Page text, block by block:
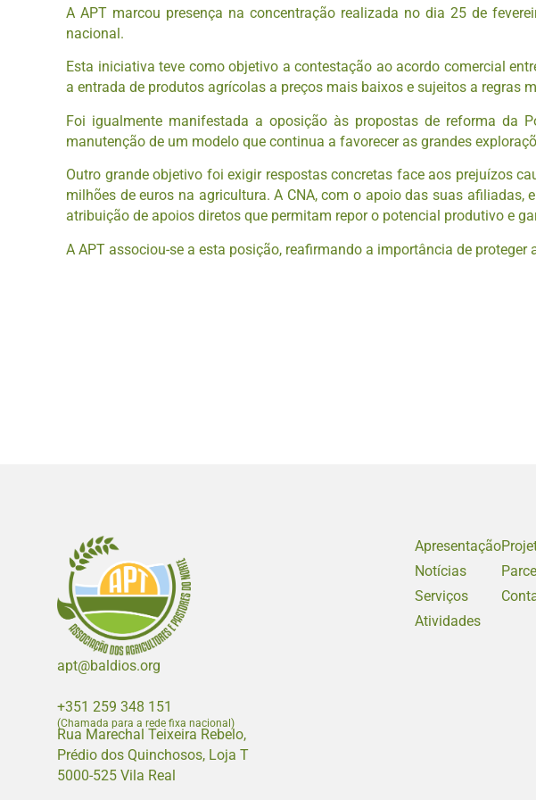
A APT marcou presença na concentração realizada no dia 25 de
nacional.
Esta iniciativa teve como objetivo a contestação ao acordo comercial
a entrada de produtos agrícolas a preços mais baixos e sujeitos a regras
Foi igualmente manifestada a oposição às propostas de reforma da
manutenção de um modelo que continua a favorecer as grandes
Outro grande objetivo foi exigir respostas concretas face aos prejuízos
milhões de euros na agricultura. A CNA, com o apoio das suas
atribuição de apoios diretos que permitam repor o potencial produtivo e
A APT associou-se a esta posição, reafirmando a importância de
apt@baldios.org
+351 259 348 151
(Chamada para a rede fixa nacional)
Rua Marechal Teixeira Rebelo,
Prédio dos Quinchosos, Loja T
5000-525 Vila Real
Apresentação
Notícias
Serviços
Atividades